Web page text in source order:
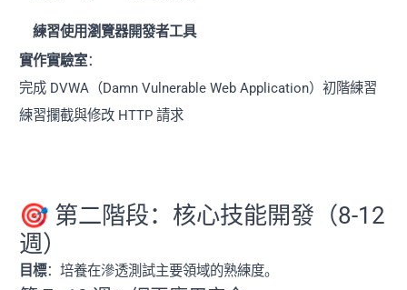
練習使用瀏覽器開發者工具
實作實驗室：
完成 DVWA（Damn Vulnerable Web Application）初階練習
練習攔截與修改 HTTP 請求
🎯 第二階段：核心技能開發（8-12
週）
目標：培養在滲透測試主要領域的熟練度。